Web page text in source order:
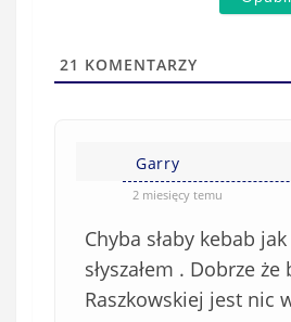
21 KOMENTARZY
Garry
2 miesięcy temu
Chyba słaby kebab
słyszałem . Dobrze
Raszkowskiej jest nic